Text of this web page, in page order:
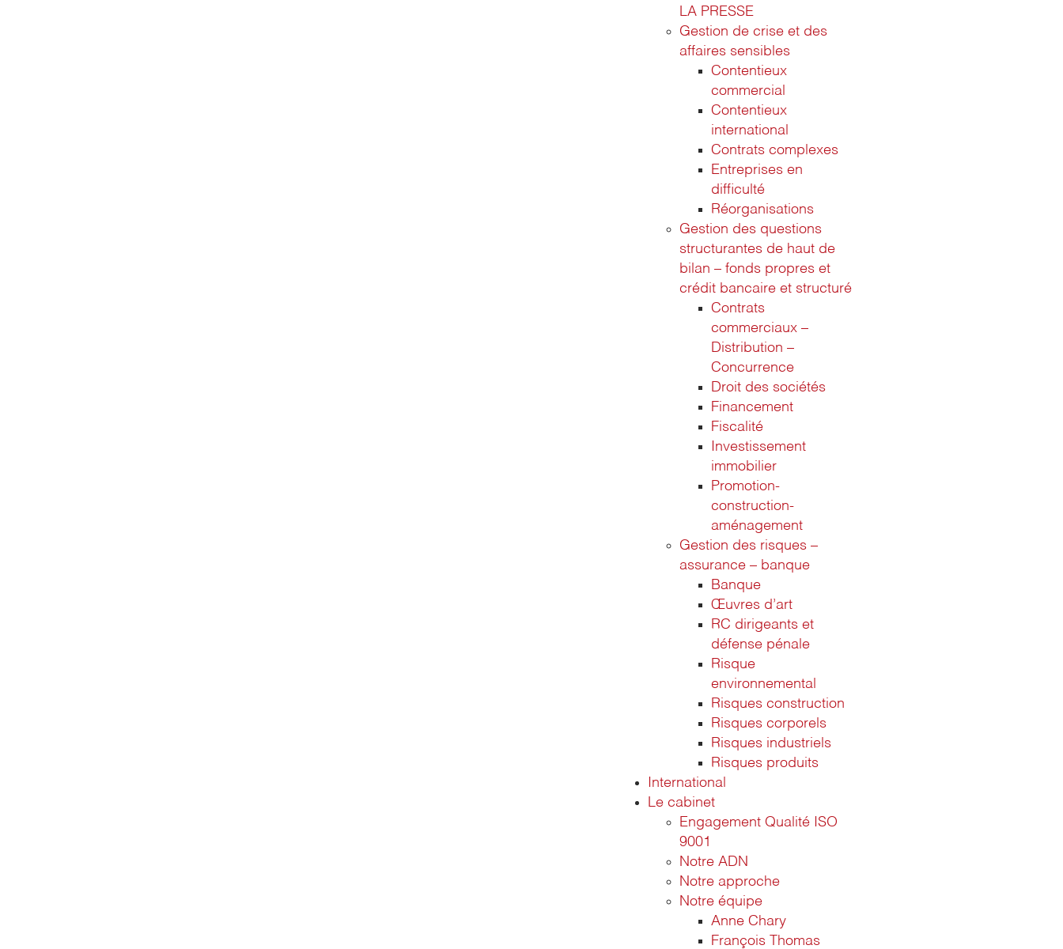
LA PRESSE
Gestion de crise et des
affaires sensibles
Contentieux
commercial
Contentieux
international
Contrats complexes
Entreprises en
difficulté
Réorganisations
Gestion des questions
structurantes de haut de
bilan – fonds propres et
crédit bancaire et structuré
Contrats
commerciaux –
Distribution –
Concurrence
Droit des sociétés
Financement
Fiscalité
Investissement
immobilier
Promotion-
construction-
aménagement
Gestion des risques –
assurance – banque
Banque
Œuvres d’art
RC dirigeants et
défense pénale
Risque
environnemental
Risques construction
Risques corporels
Risques industriels
Risques produits
International
Le cabinet
Engagement Qualité ISO
9001
Notre ADN
Notre approche
Notre équipe
Anne Chary
François Thomas